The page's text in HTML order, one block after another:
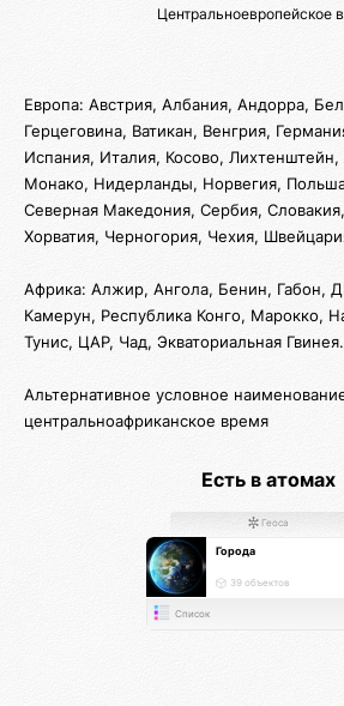
Центральноевропейское
Европа: Австрия, Албания, Андорра,
Герцеговина, Ватикан, Венгрия,
Испания, Италия, Косово,
Монако, Нидерланды, Норвегия,
Северная Македония, Сербия,
Хорватия, Черногория, Чехия,
Африка: Алжир, Ангола, Бенин, Габон,
Камерун, Республика Конго, Марокко,
Тунис, ЦАР, Чад, Экваториальная Гвинея.
Альтернативное условное
центральноафриканское время
Есть в атомах
Геоса
Города
39 объектов
Список